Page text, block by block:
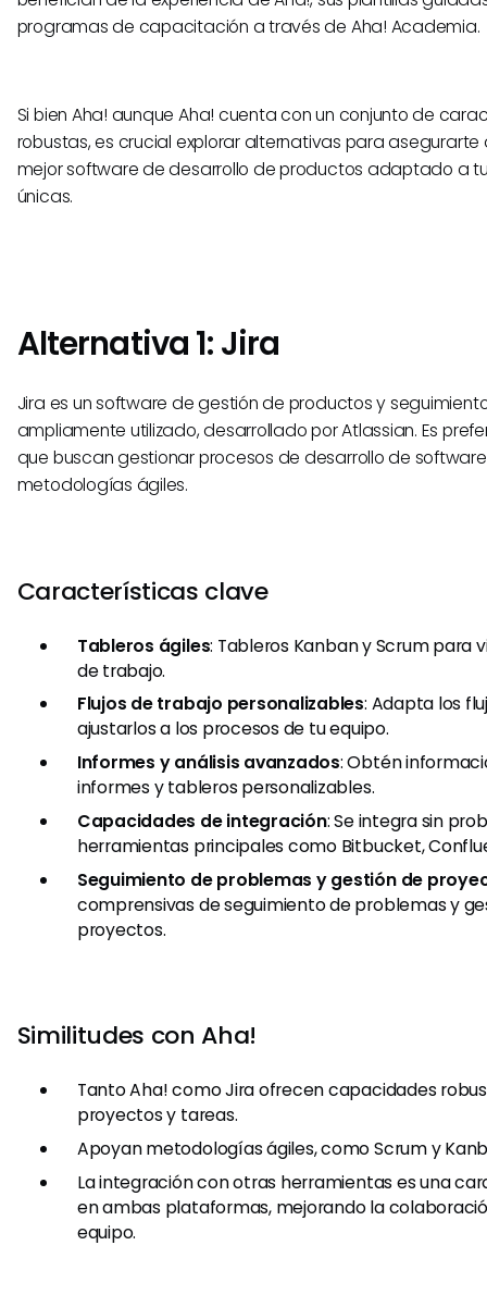
programas de capacitación a través de Aha! Academia.
Si bien Aha! aunque Aha! cuenta con un conjunto de
robustas, es crucial explorar alternativas para asegurarte
mejor software de desarrollo de productos adaptado a
únicas.
Alternativa 1: Jira
Jira es un software de gestión de productos y
ampliamente utilizado, desarrollado por Atlassian. Es
que buscan gestionar procesos de desarrollo de
metodologías ágiles.
Características clave
Tableros ágiles: Tableros Kanban y Scrum para
de trabajo.
Flujos de trabajo personalizables: Adapta los
ajustarlos a los procesos de tu equipo.
Informes y análisis avanzados: Obtén
informes y tableros personalizables.
Capacidades de integración: Se integra sin
herramientas principales como Bitbucket,
Seguimiento de problemas y gestión de
comprensivas de seguimiento de problemas y
proyectos.
Similitudes con Aha!
Tanto Aha! como Jira ofrecen capacidades
proyectos y tareas.
Apoyan metodologías ágiles, como Scrum y
La integración con otras herramientas es una
en ambas plataformas, mejorando la
equipo.